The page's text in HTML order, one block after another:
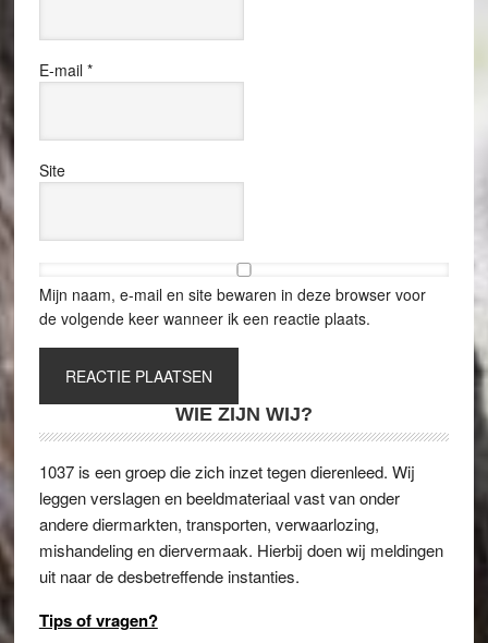
E-mail *
Site
Mijn naam, e-mail en site bewaren in deze browser voor
de volgende keer wanneer ik een reactie plaats.
WIE ZIJN WIJ?
1037 is een groep die zich inzet tegen dierenleed. Wij
leggen verslagen en beeldmateriaal vast van onder
andere diermarkten, transporten, verwaarlozing,
mishandeling en diervermaak. Hierbij doen wij meldingen
uit naar de desbetreffende instanties.
Tips of vragen?